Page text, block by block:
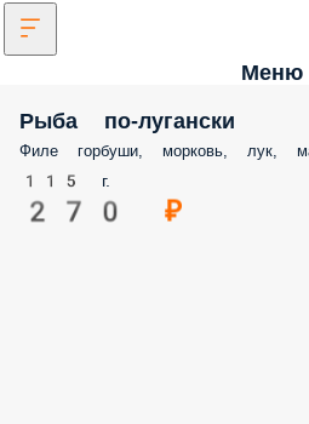
Меню
Рыба по-лугански
Филе горбуши, морковь, лук,
115 г.
270 ₽